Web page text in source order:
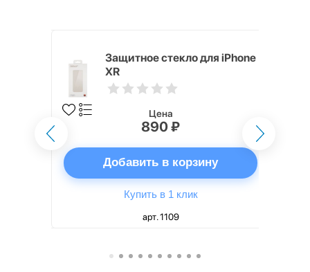
Защитное стекло для iPhone
XR
Цена
890 ₽
Добавить в корзину
Купить в 1 клик
арт. 1109